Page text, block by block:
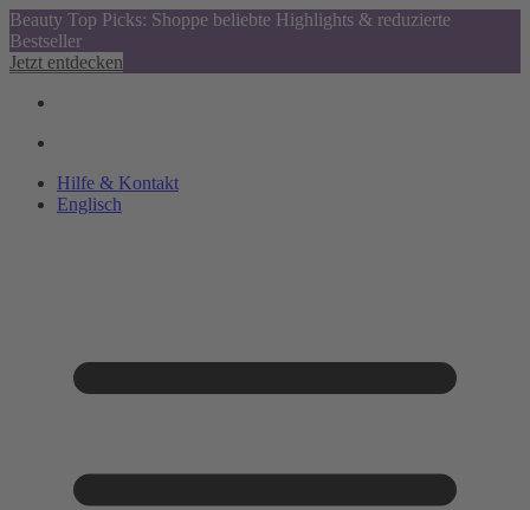
Beauty Top Picks: Shoppe beliebte Highlights & reduzierte
Bestseller
Jetzt entdecken
Hilfe & Kontakt
Englisch